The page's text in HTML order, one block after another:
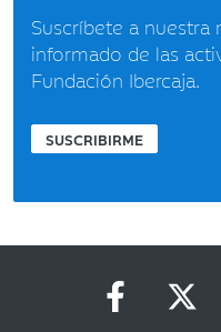
Suscríbete a
informado de las
Fundación Ibercaja.
SUSCRIBIRME